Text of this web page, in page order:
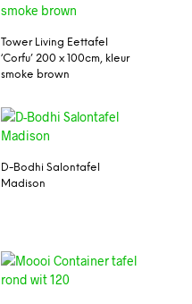
Tower Living Eettafel
‘Corfu’ 200 x 100cm, kleur
smoke brown
D-Bodhi Salontafel
Madison